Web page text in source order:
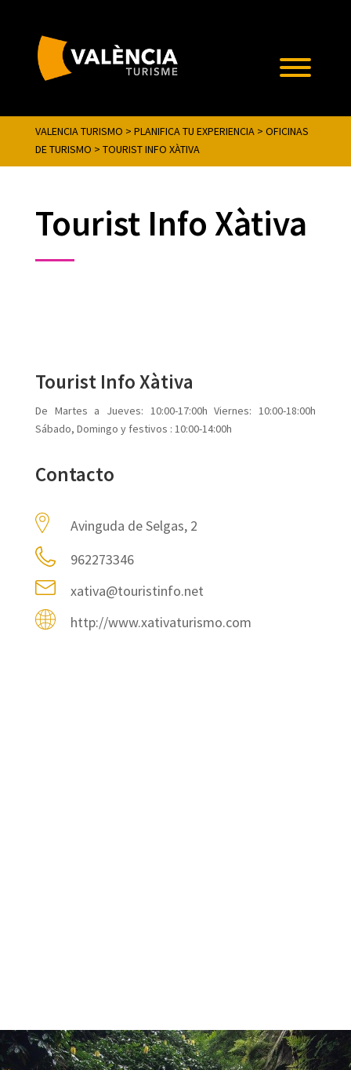
VALENCIA TURISMO > PLANIFICA TU EXPERIENCIA> OFICINAS
DE TURISMO > TOURIST INFO XÀTIVA
Tourist Info Xàtiva
Tourist Info Xàtiva
De Martes a Jueves: 10:00-17:00h Viernes: 10:00-18:00h
Sábado, Domingo y festivos : 10:00-14:00h
Contacto
Avinguda de Selgas, 2
962273346
xativa@touristinfo.net
http://www.xativaturismo.com